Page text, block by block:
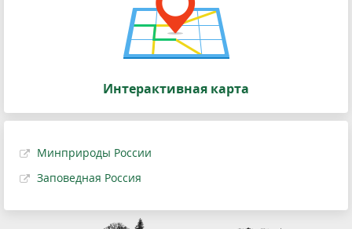
Интерактивная карта
Минприроды России
Заповедная Россия